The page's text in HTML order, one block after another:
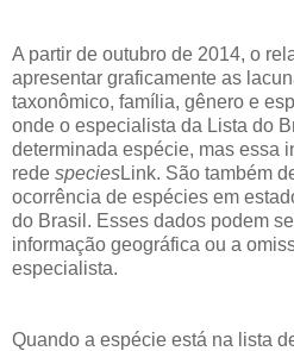
A partir de outubro de 2014, o
apresentar graficamente as
taxonômico, família, gênero e
onde o especialista da Lista do
determinada espécie, mas essa
rede speciesLink. São também
ocorrência de espécies em
do Brasil. Esses dados podem
informação geográfica ou a
especialista.
Quando a espécie está na lista